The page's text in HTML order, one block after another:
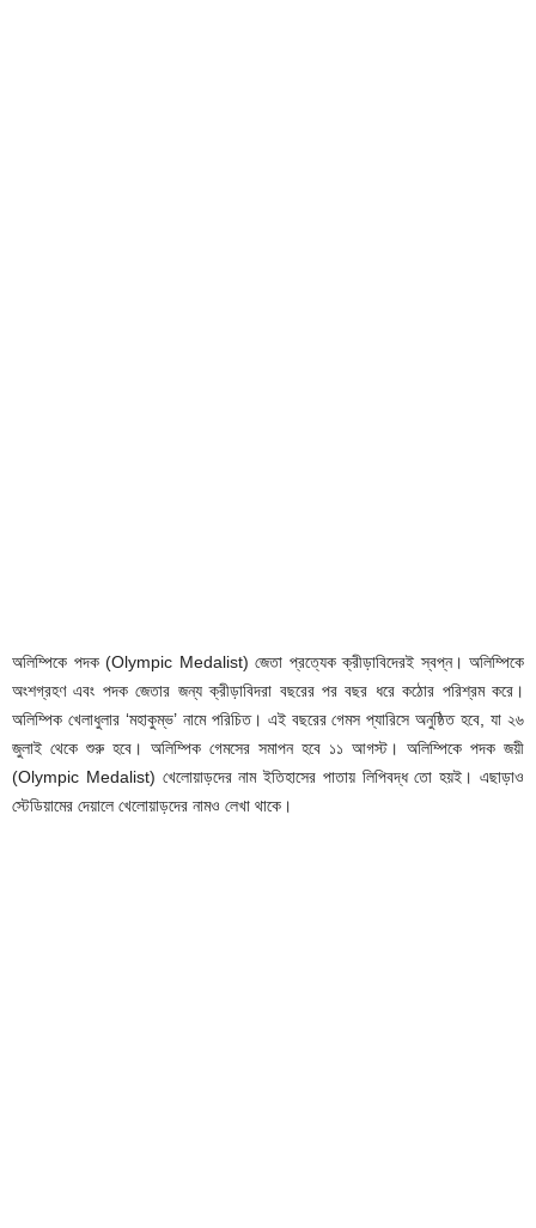
অলিম্পিকে পদক (Olympic Medalist) জেতা প্রত্যেক ক্রীড়াবিদেরই স্বপ্ন। অলিম্পিকে
অংশগ্রহণ এবং পদক জেতার জন্য ক্রীড়াবিদরা বছরের পর বছর ধরে কঠোর পরিশ্রম করে।
অলিম্পিক খেলাধুলার ‘মহাকুম্ভ’ নামে পরিচিত। এই বছরের গেমস প্যারিসে অনুষ্ঠিত হবে, যা ২৬
জুলাই থেকে শুরু হবে। অলিম্পিক গেমসের সমাপন হবে ১১ আগস্ট। অলিম্পিকে পদক জয়ী
(Olympic Medalist) খেলোয়াড়দের নাম ইতিহাসের পাতায় লিপিবদ্ধ তো হয়ই। এছাড়াও
স্টেডিয়ামের দেয়ালে খেলোয়াড়দের নামও লেখা থাকে।